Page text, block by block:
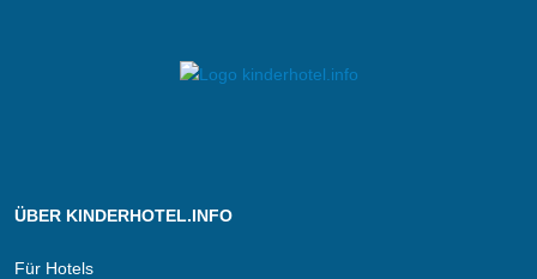
ÜBER KINDERHOTEL.INFO
Für Hotels